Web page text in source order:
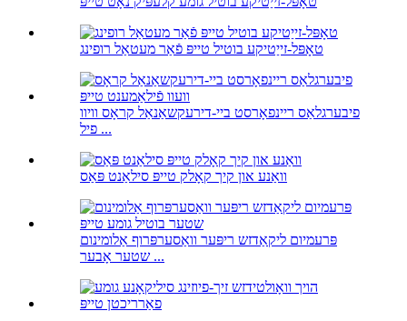
טאָפּל-זייַטיקע בוטיל טייפּ פֿאַר מעטאַל רופינג
פיבערגלאַס ריינפאָרסט ביי-דירעקשאַנאַל קראָס וויוו
פיל ...
וואַנע און קיך קאָלק טייפּ סילאַנט פּאַס
פּרעמיום ליקאַדזש ריפּער וואַסערפּרוף אַלומינום
שטער אָבער ...